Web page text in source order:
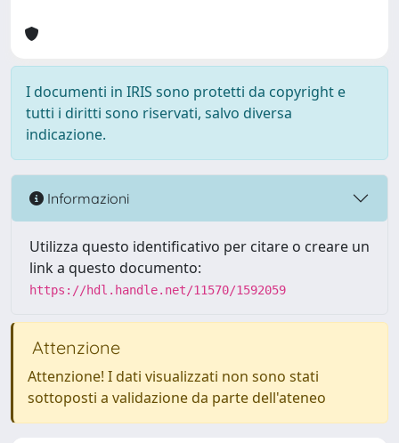
I documenti in IRIS sono protetti da copyright e
tutti i diritti sono riservati, salvo diversa
indicazione.
Informazioni
Utilizza questo identificativo per citare o creare un
link a questo documento:
https://hdl.handle.net/11570/1592059
Attenzione
Attenzione! I dati visualizzati non sono stati
sottoposti a validazione da parte dell'ateneo